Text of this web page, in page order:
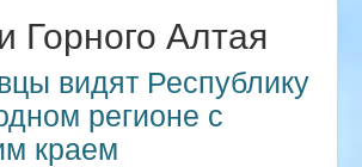
Горного Алтая
видят Республику
регионе с
краем